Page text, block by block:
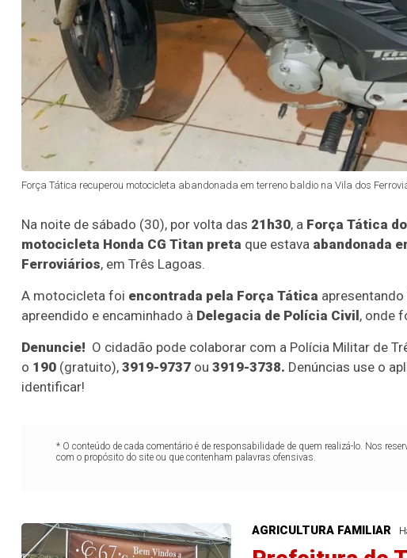
Força Tática recuperou motocicleta abandonada em terreno baldio na Vila dos
Na noite de sábado (30), por volta das 21h30, a Força Tática
motocicleta Honda CG Titan preta que estava abandonada
Ferroviários, em Três Lagoas.
A motocicleta foi encontrada pela Força Tática
apreendido e encaminhado à Delegacia de Polícia Civil , onde
Denuncie! O cidadão pode colaborar com a Polícia Militar de
o 190 (gratuito), 3919-9737 ou 3919-3738. Denúncias use o
identificar!
* O conteúdo de cada comentário é de responsabilidade de quem realizá-lo. Nos
com o propósito do site ou que contenham palavras ofensivas.
AGRICULTURA FAMILIAR